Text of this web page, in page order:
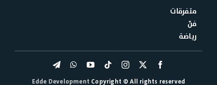
متفرقات
فنّ
رياضة
Edde Development Copyright © All rights reserved